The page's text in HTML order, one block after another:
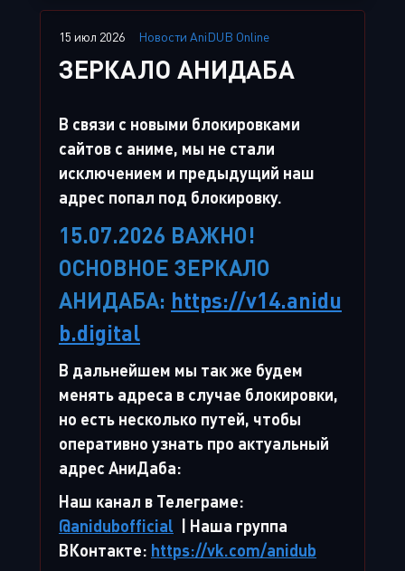
15 июл 2026 Новости AniDUB Online
ЗЕРКАЛО АНИДАБА
В связи с новыми блокировками
сайтов с аниме, мы не стали
исключением и предыдущий наш
адрес попал под блокировку.
15.07.2026 ВАЖНО!
ОСНОВНОЕ ЗЕРКАЛО
АНИДАБА: https://v14.anidu
b.digital
В дальнейшем мы так же будем
менять адреса в случае блокировки,
но есть несколько путей, чтобы
оперативно узнать про актуальный
адрес АниДаба:
Наш канал в Телеграме:
@anidubofficial | Наша группа
ВКонтакте: https://vk.com/anidub